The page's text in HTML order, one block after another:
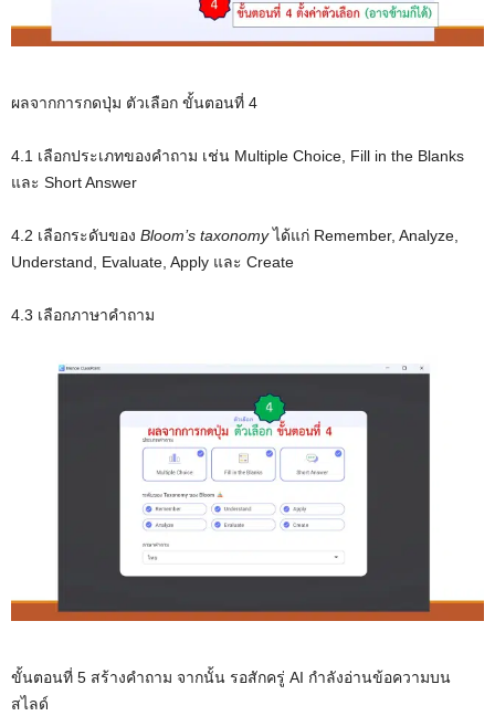
ผลจากการกดปุ่ม ตัวเลือก ขั้นตอนที่ 4
4.1 เลือกประเภทของคำถาม เช่น Multiple Choice, Fill in the Blanks
และ Short Answer
4.2 เลือกระดับของ Bloom’s taxonomyได้แก่ Remember, Analyze,
Understand, Evaluate, Apply และ Create
4.3 เลือกภาษาคำถาม
ขั้นตอนที่ 5 สร้างคำถาม จากนั้น รอสักครู่ AI กำลังอ่านข้อความบน
สไลด์